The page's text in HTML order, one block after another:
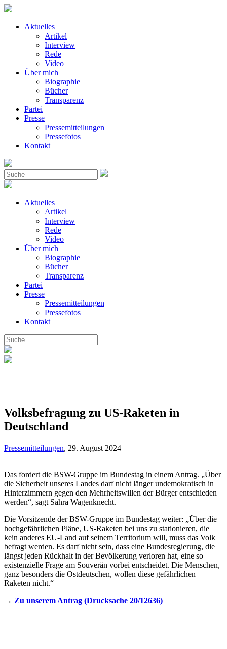
Aktuelles
Artikel
Interview
Rede
Video
Über mich
Biographie
Bücher
Transparenz
Partei
Presse
Pressemitteilungen
Pressefotos
Kontakt
Aktuelles
Artikel
Interview
Rede
Video
Über mich
Biographie
Bücher
Transparenz
Partei
Presse
Pressemitteilungen
Pressefotos
Kontakt
Volksbefragung zu US-Raketen in
Deutschland
Pressemitteilungen, 29. August 2024
Das fordert die BSW-Gruppe im Bundestag in einem Antrag. „Über
die Sicherheit unseres Landes darf nicht länger undemokratisch in
Hinterzimmern gegen den Mehrheitswillen der Bürger entschieden
werden“, sagt Sahra Wagenknecht.
Die Vorsitzende der BSW-Gruppe im Bundestag weiter: „Über die
hochgefährlichen Pläne, US-Raketen bei uns zu stationieren, die
kein anderes EU-Land auf seinem Territorium will, muss das Volk
befragt werden. Es darf nicht sein, dass eine Bundesregierung, die
längst jeden Rückhalt in der Bevölkerung verloren hat, eine so
existenzielle Frage am Souverän vorbei entscheidet. Die Menschen,
ganz besonders die Ostdeutschen, wollen diese gefährlichen
Raketen nicht.“
→ Zu unserem Antrag (Drucksache 20/12636)